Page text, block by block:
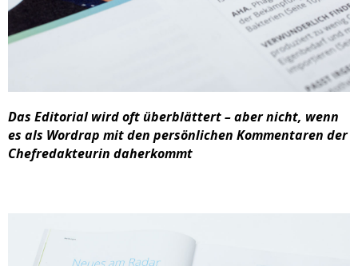
Das Editorial wird oft überblättert – aber nicht, wenn
es als Wordrap mit den persönlichen Kommentaren der
Chefredakteurin daherkommt